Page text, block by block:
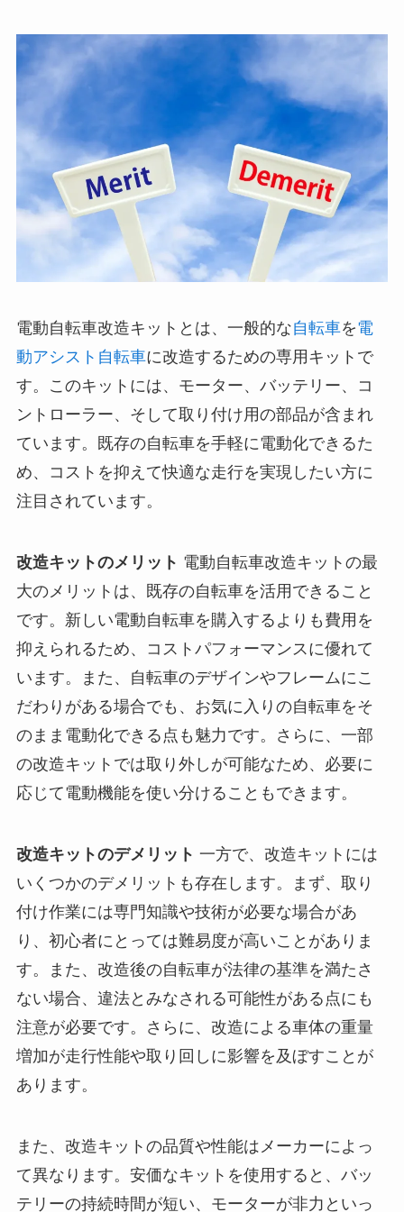
電動自転車改造キットとは、一般的な自転車を電
動アシスト自転車に改造するための専用キットで
す。このキットには、モーター、バッテリー、コ
ントローラー、そして取り付け用の部品が含まれ
ています。既存の自転車を手軽に電動化できるた
め、コストを抑えて快適な走行を実現したい方に
注目されています。
改造キットのメリット 電動自転車改造キットの最
大のメリットは、既存の自転車を活用できること
です。新しい電動自転車を購入するよりも費用を
抑えられるため、コストパフォーマンスに優れて
います。また、自転車のデザインやフレームにこ
だわりがある場合でも、お気に入りの自転車をそ
のまま電動化できる点も魅力です。さらに、一部
の改造キットでは取り外しが可能なため、必要に
応じて電動機能を使い分けることもできます。
改造キットのデメリット 一方で、改造キットには
いくつかのデメリットも存在します。まず、取り
付け作業には専門知識や技術が必要な場合があ
り、初心者にとっては難易度が高いことがありま
す。また、改造後の自転車が法律の基準を満たさ
ない場合、違法とみなされる可能性がある点にも
注意が必要です。さらに、改造による車体の重量
増加が走行性能や取り回しに影響を及ぼすことが
あります。
また、改造キットの品質や性能はメーカーによっ
て異なります。安価なキットを使用すると、バッ
テリーの持続時間が短い、モーターが非力といっ